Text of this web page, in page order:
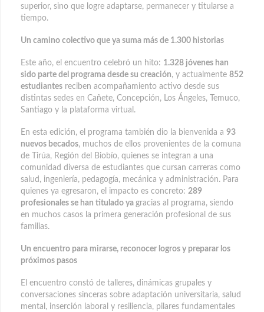
superior, sino que logre adaptarse, permanecer y titularse a
tiempo.
Un camino colectivo que ya suma más de 1.300 historias
Este año, el encuentro celebró un hito: 1.328 jóvenes han
sido parte del programa desde su creación, y actualmente 852
estudiantes reciben acompañamiento activo desde sus
distintas sedes en Cañete, Concepción, Los Ángeles, Temuco,
Santiago y la plataforma virtual.
En esta edición, el programa también dio la bienvenida a 93
nuevos becados, muchos de ellos provenientes de la comuna
de Tirúa, Región del Biobío, quienes se integran a una
comunidad diversa de estudiantes que cursan carreras como
salud, ingeniería, pedagogía, mecánica y administración. Para
quienes ya egresaron, el impacto es concreto: 289
profesionales se han titulado ya gracias al programa, siendo
en muchos casos la primera generación profesional de sus
familias.
Un encuentro para mirarse, reconocer logros y preparar los
próximos pasos
El encuentro constó de talleres, dinámicas grupales y
conversaciones sinceras sobre adaptación universitaria, salud
mental, inserción laboral y resiliencia, pilares fundamentales